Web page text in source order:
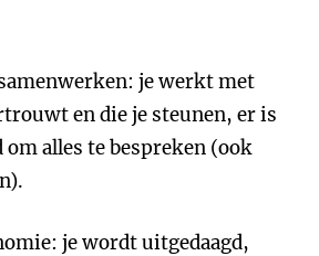
je werkt met
en die je steunen, er is
alles te bespreken (ook
je wordt uitgedaagd,